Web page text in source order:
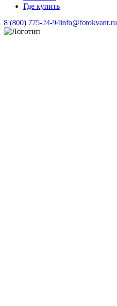
Где купить
8 (800) 775-24-94info@fotokvant.ru